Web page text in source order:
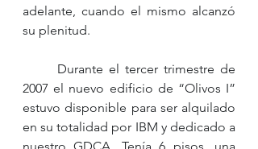
adelante, cuando el mismo alcanzó
su plenitud.
2007 el nuevo edificio de “Olivos I”
estuvo disponible para ser alquilado
en su totalidad por IBM y dedicado a